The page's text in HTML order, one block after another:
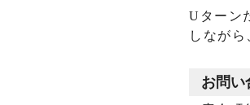
Uターン
しなが
お問い